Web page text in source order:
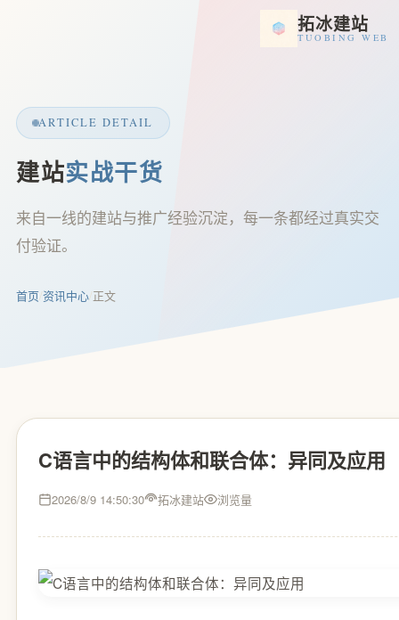
拓冰建站
TUOBING WEB
ARTICLE DETAIL
建站实战干货
来自一线的建站与推广经验沉淀，每一条都经过真实交
付验证。
首页/资讯中心/正文
C语言中的结构体和联合体：异同及应用
2026/8/9 14:50:30 拓冰建站 浏览量